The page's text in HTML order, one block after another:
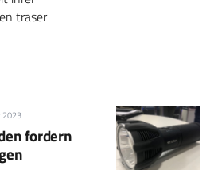
traser
2023
fordern